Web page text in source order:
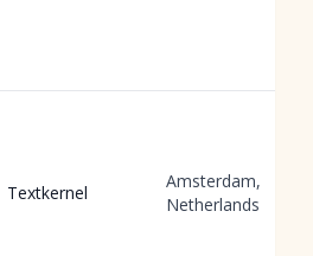
Textkernel
Amsterdam,
Netherlands